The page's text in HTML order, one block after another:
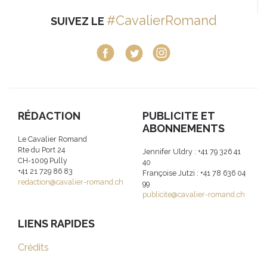
SUIVEZ LE #CavalierRomand
RÉDACTION
Le Cavalier Romand
Rte du Port 24
CH-1009 Pully
+41 21 729 86 83
redaction@cavalier-romand.ch
PUBLICITE ET
ABONNEMENTS
Jennifer Uldry : +41 79 326 41
40
Françoise Jutzi : +41 78 636 04
99
publicite@cavalier-romand.ch
LIENS RAPIDES
Crédits